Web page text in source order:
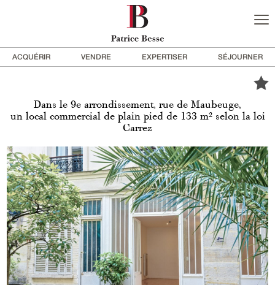
ACQUÉRIR VENDRE EXPERTISER SÉJOURNER
Dans le 9e arrondissement, rue de Maubeuge,
un local commercial de plain pied de 133 m² selon la loi
Carrez